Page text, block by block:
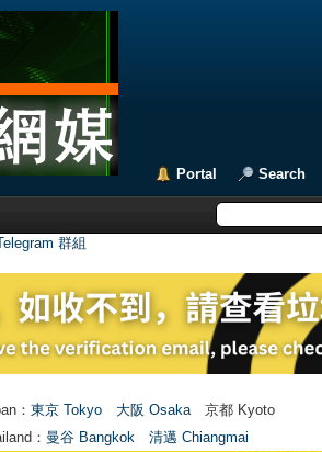
Portal Search
群組
： 東京 Tokyo 大阪 Osaka 京都 Kyoto
： 曼谷 Bangkok
清邁 Chiangmai